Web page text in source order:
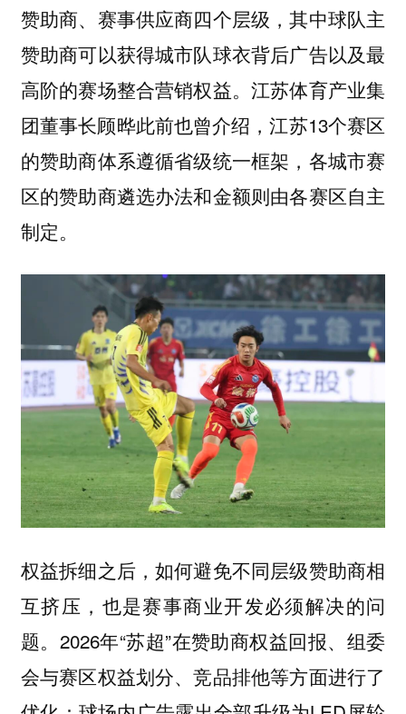
赞助商、赛事供应商四个层级，其中球队主
赞助商可以获得城市队球衣背后广告以及最
高阶的赛场整合营销权益。江苏体育产业集
团董事长顾晔此前也曾介绍，江苏13个赛区
的赞助商体系遵循省级统一框架，各城市赛
区的赞助商遴选办法和金额则由各赛区自主
制定。
权益拆细之后，如何避免不同层级赞助商相
互挤压，也是赛事商业开发必须解决的问
题。2026年“苏超”在赞助商权益回报、组委
会与赛区权益划分、竞品排他等方面进行了